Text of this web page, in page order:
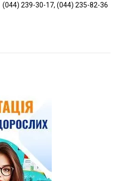
(044) 239-30-17, (044) 235-82-36